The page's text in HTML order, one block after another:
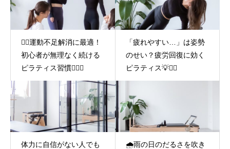
🚶‍♀️運動不足解消に最適！
初心者が無理なく続ける
ピラティス習慣🧘‍♀️✨
「疲れやすい…」は姿勢
のせい？疲労回復に効く
ピラティス💡🧘‍♀️
体力に自信がない人でも
🌧️雨の日のだるさを吹き